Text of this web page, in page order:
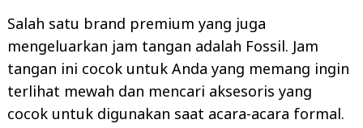
Salah satu brand premium yang juga
mengeluarkan jam tangan adalah Fossil. Jam
tangan ini cocok untuk Anda yang memang ingin
terlihat mewah dan mencari aksesoris yang
cocok untuk digunakan saat acara-acara formal.